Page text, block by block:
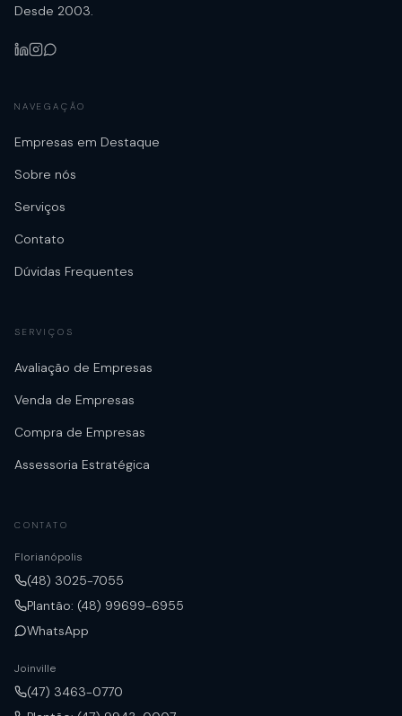
Desde 2003.
NAVEGAÇÃO
Empresas em Destaque
Sobre nós
Serviços
Contato
Dúvidas Frequentes
SERVIÇOS
Avaliação de Empresas
Venda de Empresas
Compra de Empresas
Assessoria Estratégica
CONTATO
Florianópolis
(48) 3025-7055
Plantão: (48) 99699-6955
WhatsApp
Joinville
(47) 3463-0770